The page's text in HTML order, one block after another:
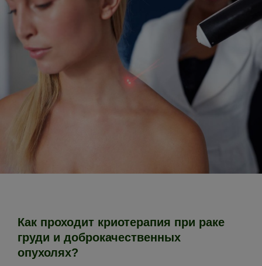
Как проходит криотерапия при раке
груди и доброкачественных
опухолях?